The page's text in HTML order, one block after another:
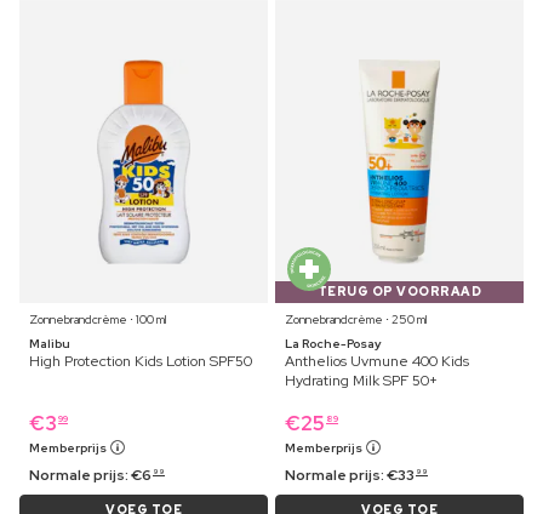
Zonnebrandcrème ⋅ 100 ml
Malibu
High Protection Kids Lotion SPF50
€3 99
Memberprijs
Normale prijs:€6 99
VOEG TOE
TERUG OP VOORRAAD
Zonnebrandcrème ⋅ 250 ml
La Roche-Posay
Anthelios Uvmune 400 Kids
Hydrating Milk SPF 50+
€25 89
Memberprijs
Normale prijs:€33 99
VOEG TOE